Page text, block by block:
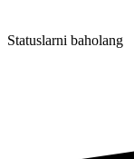
Statuslarni baholang